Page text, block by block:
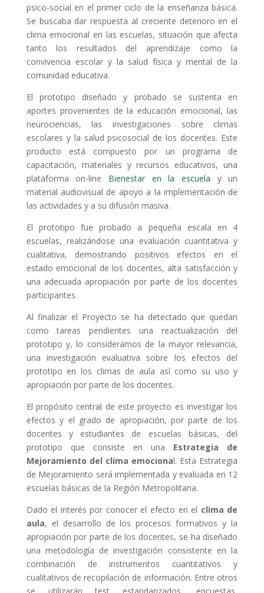
psico-social en el primer ciclo de la enseñanza básica.
Se buscaba dar respuesta al creciente deterioro en el
clima emocional en las escuelas, situación que afecta
tanto los resultados del aprendizaje como la
convivencia escolar y la salud física y mental de la
comunidad educativa.
El prototipo diseñado y probado se sustenta en
aportes provenientes de la educación emocional, las
neurociencias, las investigaciones sobre climas
escolares y la salud psicosocial de los docentes. Este
producto está compuesto por un programa de
capacitación, materiales y recursos educativos, una
plataforma on-line Bienestar en la escuela y un
material audiovisual de apoyo a la implementación de
las actividades y a su difusión masiva.
El prototipo fue probado a pequeña escala en 4
escuelas, realizándose una evaluación cuantitativa y
cualitativa, demostrando positivos efectos en el
estado emocional de los docentes, alta satisfacción y
una adecuada apropiación por parte de los docentes
participantes.
Al finalizar el Proyecto se ha detectado que quedan
como tareas pendientes una reactualización del
prototipo y, lo consideramos de la mayor relevancia,
una investigación evaluativa sobre los efectos del
prototipo en los climas de aula así como su uso y
apropiación por parte de los docentes.
El propósito central de este proyecto es investigar los
efectos y el grado de apropiación, por parte de los
docentes y estudiantes de escuelas básicas, del
prototipo que consiste en una Estrategia de
Mejoramiento del clima emocional. Esta Estrategia
de Mejoramiento será implementada y evaluada en 12
escuelas básicas de la Región Metropolitana.
Dado el interés por conocer el efecto en el clima de
aula, el desarrollo de los procesos formativos y la
apropiación por parte de los docentes, se ha diseñado
una metodología de investigación consistente en la
combinación de instrumentos cuantitativos y
cualitativos de recopilación de información. Entre otros
se utilizarán test estandarizados, encuestas,